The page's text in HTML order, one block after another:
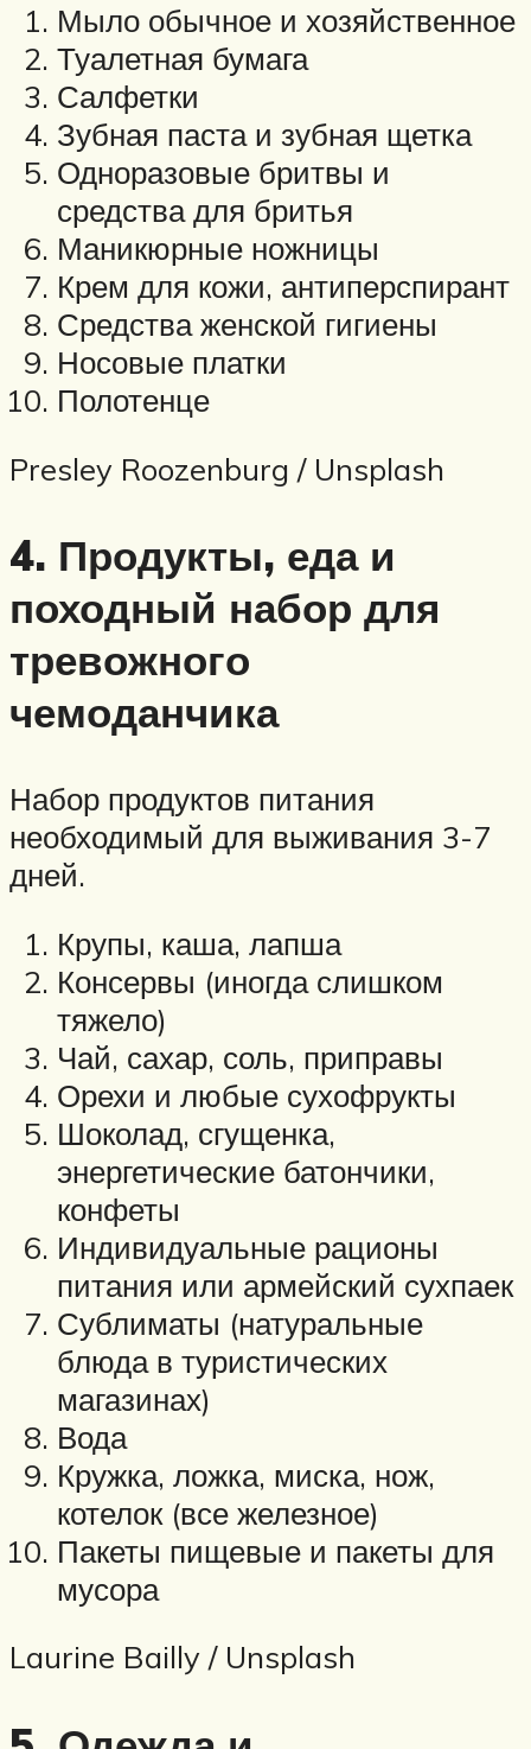
Мыло обычное и хозяйственное
Туалетная бумага
Салфетки
Зубная паста и зубная щетка
Одноразовые бритвы и
средства для бритья
Маникюрные ножницы
Крем для кожи, антиперспирант
Средства женской гигиены
Носовые платки
Полотенце
Presley Roozenburg / Unsplash
4. Продукты, еда и
походный набор для
тревожного
чемоданчика
Набор продуктов питания
необходимый для выживания 3-7
дней.
Крупы, каша, лапша
Консервы (иногда слишком
тяжело)
Чай, сахар, соль, приправы
Орехи и любые сухофрукты
Шоколад, сгущенка,
энергетические батончики,
конфеты
Индивидуальные рационы
питания или армейский сухпаек
Сублиматы (натуральные
блюда в туристических
магазинах)
Вода
Кружка, ложка, миска, нож,
котелок (все железное)
Пакеты пищевые и пакеты для
мусора
Laurine Bailly / Unsplash